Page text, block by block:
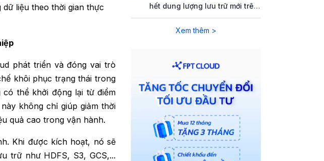
liệu theo thời gian thực
phát triển và đóng vai trò
khôi phục trạng thái trong
thể khởi động lại từ điểm
không chỉ giúp giảm thời
quả cao trong vận hành.
Khi được kích hoạt, nó sẽ
trữ như HDFS, S3, GCS,...
hết dung lượng lưu trữ mới trên
FPT Object Storage
Xem thêm >